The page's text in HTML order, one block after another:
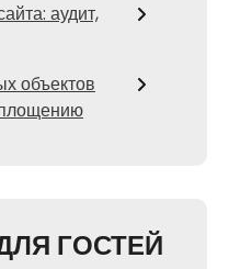
аудит,
объектов
ГОСТЕЙ